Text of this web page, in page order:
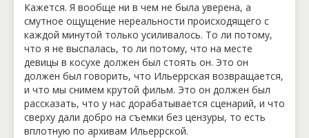
Кажется. Я вообще ни в чем не была уверена, а
смутное ощущение нереальности происходящего с
каждой минутой только усиливалось. То ли потому,
что я не выспалась, то ли потому, что на месте
девицы в косухе должен был стоять он. Это он
должен был говорить, что Ильеррская возвращается,
и что мы снимем крутой фильм. Это он должен был
рассказать, что у нас дорабатывается сценарий, и что
сверху дали добро на съемки без цензуры, то есть
вплотную по архивам Ильеррской.